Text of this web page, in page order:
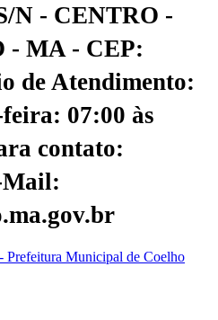
N - CENTRO -
- MA - CEP:
de Atendimento:
07:00 às
contato:
Prefeitura Municipal de Coelho